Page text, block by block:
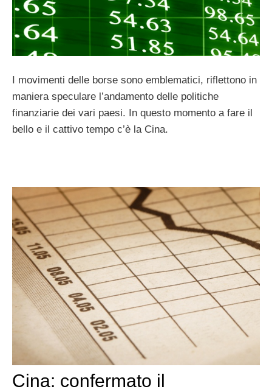
I movimenti delle borse sono emblematici, riflettono in
maniera speculare l’andamento delle politiche
finanziarie dei vari paesi. In questo momento a fare il
bello e il cattivo tempo c’è la Cina.
Cina: confermato il